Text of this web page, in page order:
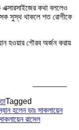
এক্সারসাইজের কথা বললেও
সুস্থ থাকলে শত রোগীকে
হওয়ার গৌরব অর্জন করায়
Tagged
হলেন ডাঃ সাকলায়েন
রাসেল